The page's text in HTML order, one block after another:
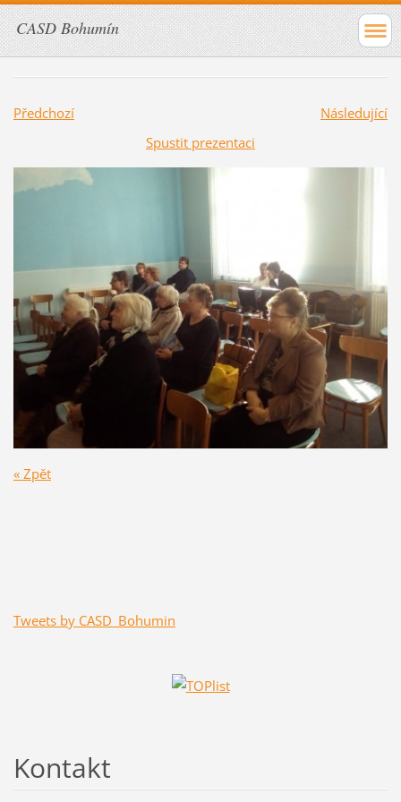
CASD Bohumín
Předchozí
Následující
Spustit prezentaci
« Zpět
Tweets by CASD_Bohumin
Kontakt